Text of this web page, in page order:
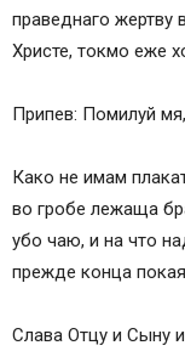
праведнаго жертву
Христе, токмо еже
Припев: Помилуй
Како не имам
во гробе лежаща
убо чаю, и на что
прежде конца
Слава Отцу и Сыну